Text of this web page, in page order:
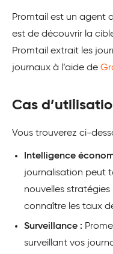
Promtail est un agent
est de découvrir la
Promtail extrait les
journaux à l’aide de
Cas
Vous trouverez ci-
Intelligence
journalisation peut
nouvelles
connaître les taux
Surveillance :
surveillant vos